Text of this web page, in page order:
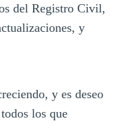
del Registro Civil,
y
y es deseo
los que